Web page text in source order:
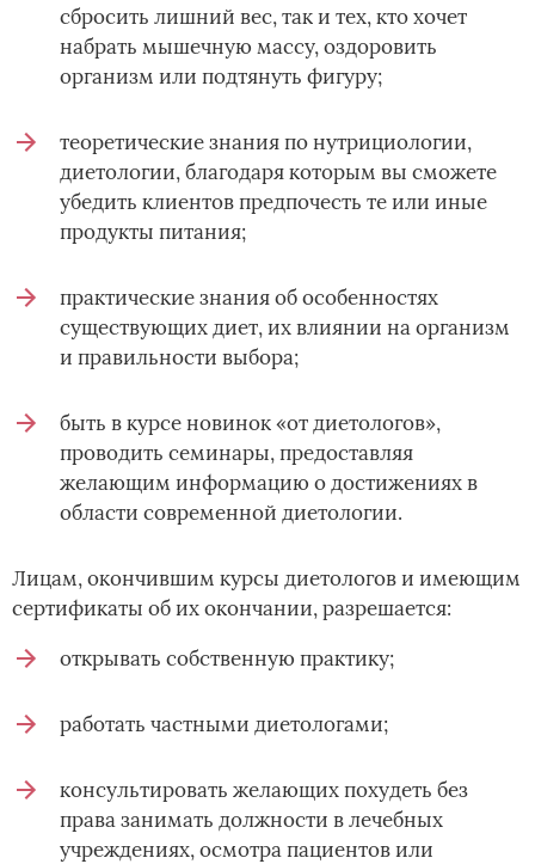
сбросить лишний вес, так и тех, кто хочет
набрать мышечную массу, оздоровить
организм или подтянуть фигуру;
теоретические знания по нутрициологии,
диетологии, благодаря которым вы сможете
убедить клиентов предпочесть те или иные
продукты питания;
практические знания об особенностях
существующих диет, их влиянии на организм
и правильности выбора;
быть в курсе новинок «от диетологов»,
проводить семинары, предоставляя
желающим информацию о достижениях в
области современной диетологии.
Лицам, окончившим курсы диетологов и имеющим
сертификаты об их окончании, разрешается:
открывать­ собственную практику;
работать частными диетологами;
консультировать желающих похудеть без
права занимать должности в лечебных
учреждениях, осмотра пациентов или